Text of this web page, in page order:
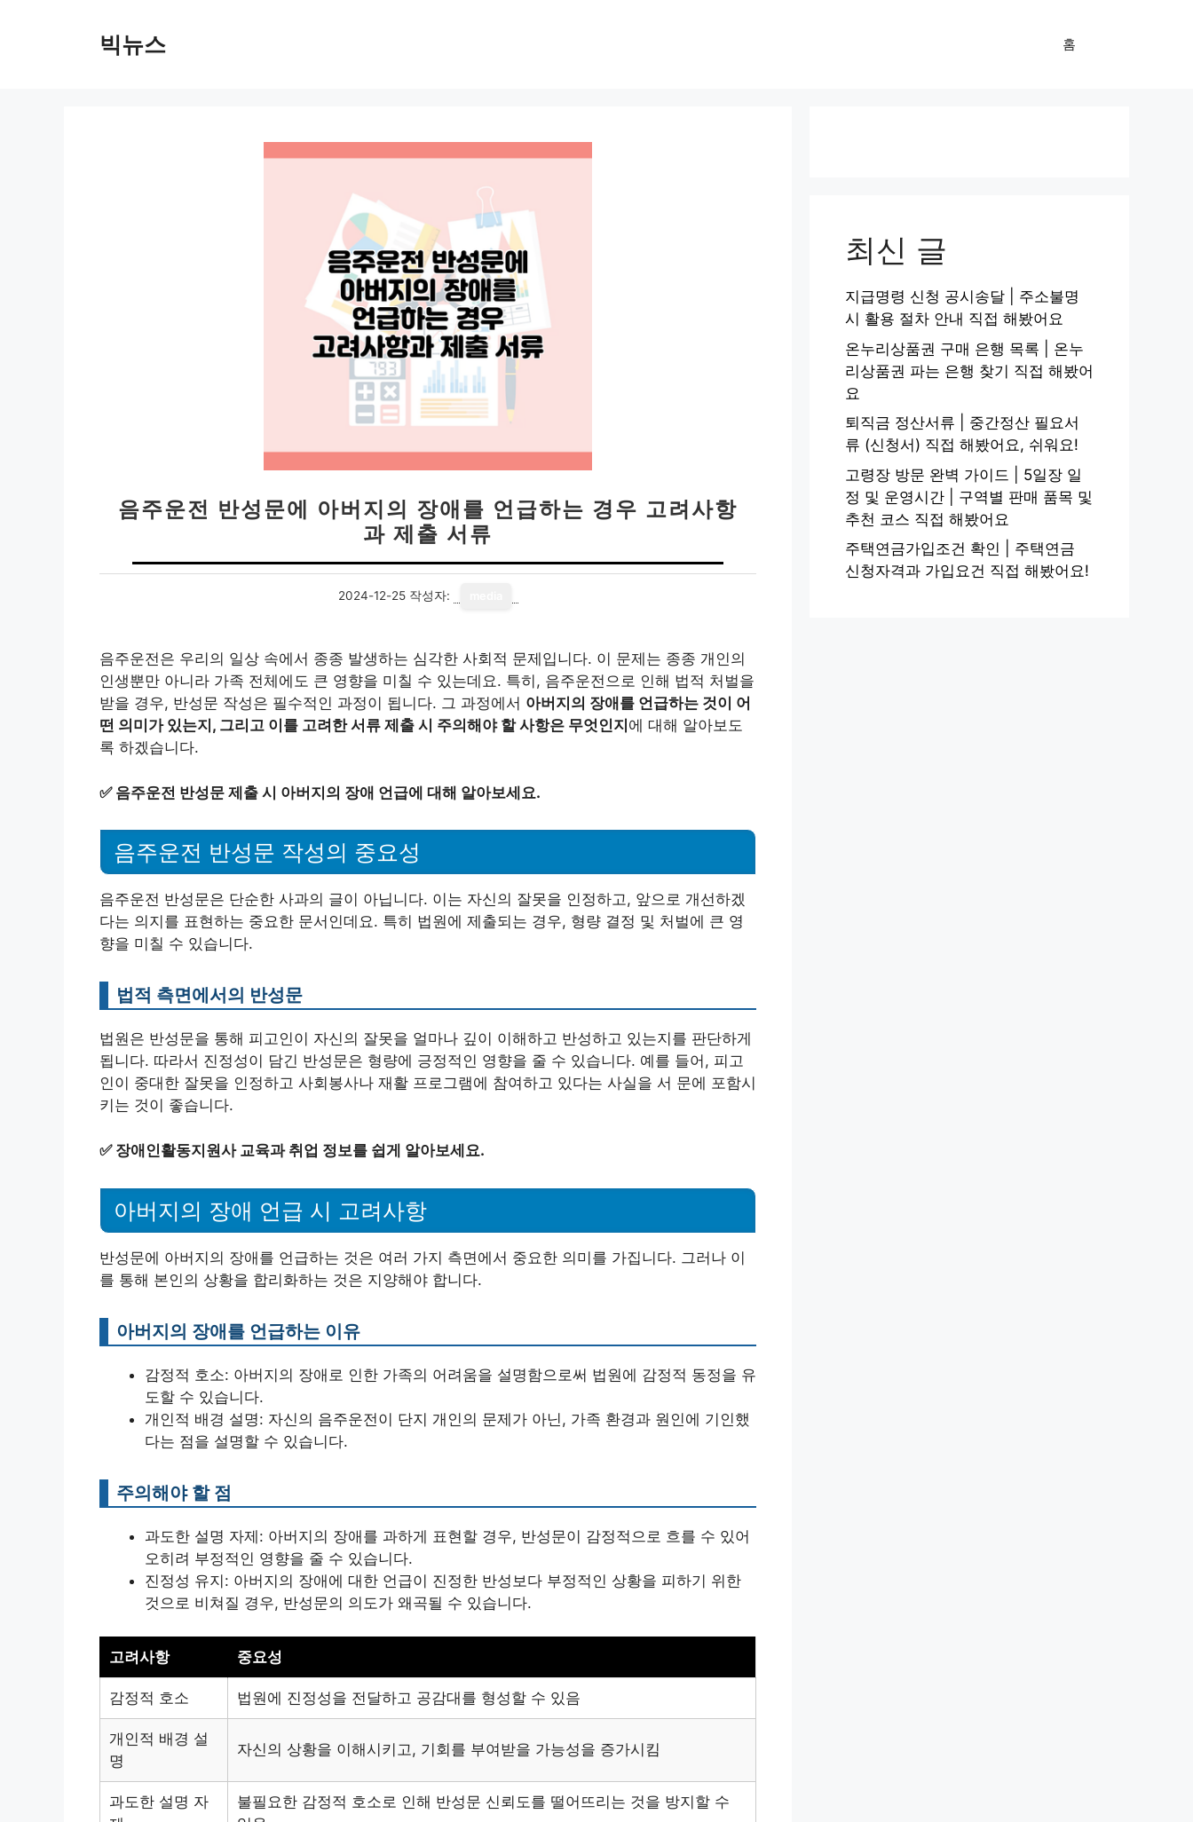
빅뉴스 홈
음주운전 반성문에 아버지의 장애를 언급하는 경우 고려사항
과 제출 서류
2024-12-25 작성자:
음주운전은 우리의 일상 속에서 종종 발생하는 심각한 사회적 문제입니다. 이 문제는 종종 개인의
인생뿐만 아니라 가족 전체에도 큰 영향을 미칠 수 있는데요. 특히, 음주운전으로 인해 법적 처벌을
받을 경우, 반성문 작성은 필수적인 과정이 됩니다. 그 과정에서 아버지의 장애를 언급하는 것이 어
떤 의미가 있는지, 그리고 이를 고려한 서류 제출 시 주의해야 할 사항은 무엇인지 에 대해 알아보도
록 하겠습니다.
✅ 음주운전 반성문 제출 시 아버지의 장애 언급에 대해 알아보세요.
음주운전 반성문 작성의 중요성
음주운전 반성문은 단순한 사과의 글이 아닙니다. 이는 자신의 잘못을 인정하고, 앞으로 개선하겠
다는 의지를 표현하는 중요한 문서인데요. 특히 법원에 제출되는 경우, 형량 결정 및 처벌에 큰 영
향을 미칠 수 있습니다.
법적 측면에서의 반성문
법원은 반성문을 통해 피고인이 자신의 잘못을 얼마나 깊이 이해하고 반성하고 있는지를 판단하게
됩니다. 따라서 진정성이 담긴 반성문은 형량에 긍정적인 영향을 줄 수 있습니다. 예를 들어, 피고
인이 중대한 잘못을 인정하고 사회봉사나 재활 프로그램에 참여하고 있다는 사실을 서 문에 포함시
키는 것이 좋습니다.
✅ 장애인활동지원사 교육과 취업 정보를 쉽게 알아보세요.
아버지의 장애 언급 시 고려사항
반성문에 아버지의 장애를 언급하는 것은 여러 가지 측면에서 중요한 의미를 가집니다. 그러나 이
를 통해 본인의 상황을 합리화하는 것은 지양해야 합니다.
아버지의 장애를 언급하는 이유
감정적 호소: 아버지의 장애로 인한 가족의 어려움을 설명함으로써 법원에 감정적 동정을 유
도할 수 있습니다.
개인적 배경 설명: 자신의 음주운전이 단지 개인의 문제가 아닌, 가족 환경과 원인에 기인했
다는 점을 설명할 수 있습니다.
주의해야 할 점
과도한 설명 자제: 아버지의 장애를 과하게 표현할 경우, 반성문이 감정적으로 흐를 수 있어
오히려 부정적인 영향을 줄 수 있습니다.
진정성 유지: 아버지의 장애에 대한 언급이 진정한 반성보다 부정적인 상황을 피하기 위한
것으로 비쳐질 경우, 반성문의 의도가 왜곡될 수 있습니다.
고려사항 중요성
감정적 호소 법원에 진정성을 전달하고 공감대를 형성할 수 있음
개인적 배경 설
명
자신의 상황을 이해시키고, 기회를 부여받을 가능성을 증가시킴
과도한 설명 자
불필요한 감정적 호소로 인해 반성문 신뢰도를 떨어뜨리는 것을 방지할 수
최신 글
지급명령 신청 공시송달 | 주소불명
시 활용 절차 안내 직접 해봤어요
온누리상품권 구매 은행 목록 | 온누
리상품권 파는 은행 찾기 직접 해봤어
요
퇴직금 정산서류 | 중간정산 필요서
류 (신청서) 직접 해봤어요, 쉬워요!
고령장 방문 완벽 가이드 | 5일장 일
정 및 운영시간 | 구역별 판매 품목 및
추천 코스 직접 해봤어요
주택연금가입조건 확인 | 주택연금
신청자격과 가입요건 직접 해봤어요!